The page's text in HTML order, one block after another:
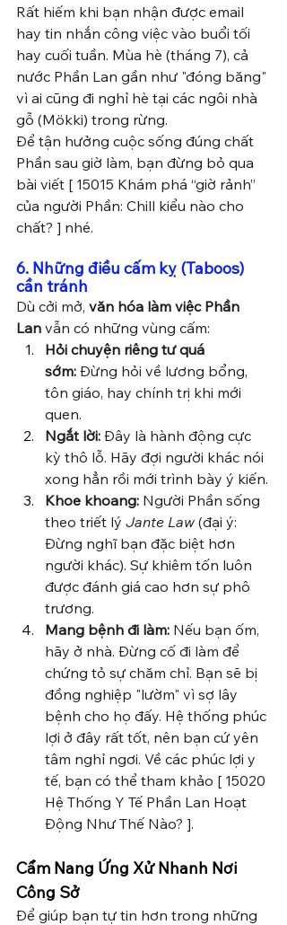
Rất hiếm khi bạn nhận được email
hay tin nhắn công việc vào buổi tối
hay cuối tuần. Mùa hè (tháng 7), cả
nước Phần Lan gần như "đóng băng"
vì ai cũng đi nghỉ hè tại các ngôi nhà
gỗ (Mökki) trong rừng.
Để tận hưởng cuộc sống đúng chất
Phần sau giờ làm, bạn đừng bỏ qua
bài viết [ 15015 Khám phá “giờ rảnh”
của người Phần: Chill kiểu nào cho
chất? ] nhé.
6. Những điều cấm kỵ (Taboos)
cần tránh
Dù cởi mở, văn hóa làm việc Phần
Lan vẫn có những vùng cấm:
Hỏi chuyện riêng tư quá
sớm: Đừng hỏi về lương bổng,
tôn giáo, hay chính trị khi mới
quen.
Ngắt lời: Đây là hành động cực
kỳ thô lỗ. Hãy đợi người khác nói
xong hẳn rồi mới trình bày ý kiến.
Khoe khoang: Người Phần sống
theo triết lý Jante Law (đại ý:
Đừng nghĩ bạn đặc biệt hơn
người khác). Sự khiêm tốn luôn
được đánh giá cao hơn sự phô
trương.
Mang bệnh đi làm: Nếu bạn ốm,
hãy ở nhà. Đừng cố đi làm để
chứng tỏ sự chăm chỉ. Bạn sẽ bị
đồng nghiệp "lườm" vì sợ lây
bệnh cho họ đấy. Hệ thống phúc
lợi ở đây rất tốt, nên bạn cứ yên
tâm nghỉ ngơi. Về các phúc lợi y
tế, bạn có thể tham khảo [ 15020
Hệ Thống Y Tế Phần Lan Hoạt
Động Như Thế Nào? ].
Cẩm Nang Ứng Xử Nhanh Nơi
Công Sở
Để giúp bạn tự tin hơn trong những